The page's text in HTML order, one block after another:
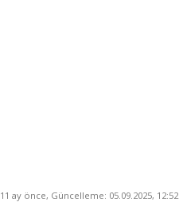
11 ay önce, Güncelleme: 05.09.2025, 12:52